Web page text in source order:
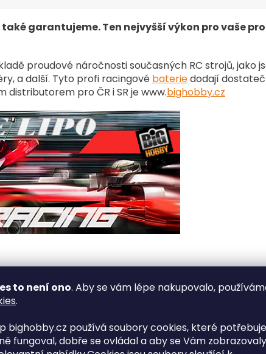
to není ono. Aby se vám lépe nakupovalo,
.
bighobby.cz používá soubory cookies, které
fungoval, dobře se ovládal a aby se Vám zobrazovaly
garantujeme. Ten nejvyšší výkon pro vaše
proudové náročnosti současných RC strojů, jako
a další. Tyto profi racingové bateriedodají
pro ČR i SR je www.bighobby.cz
600mAh
3.7V